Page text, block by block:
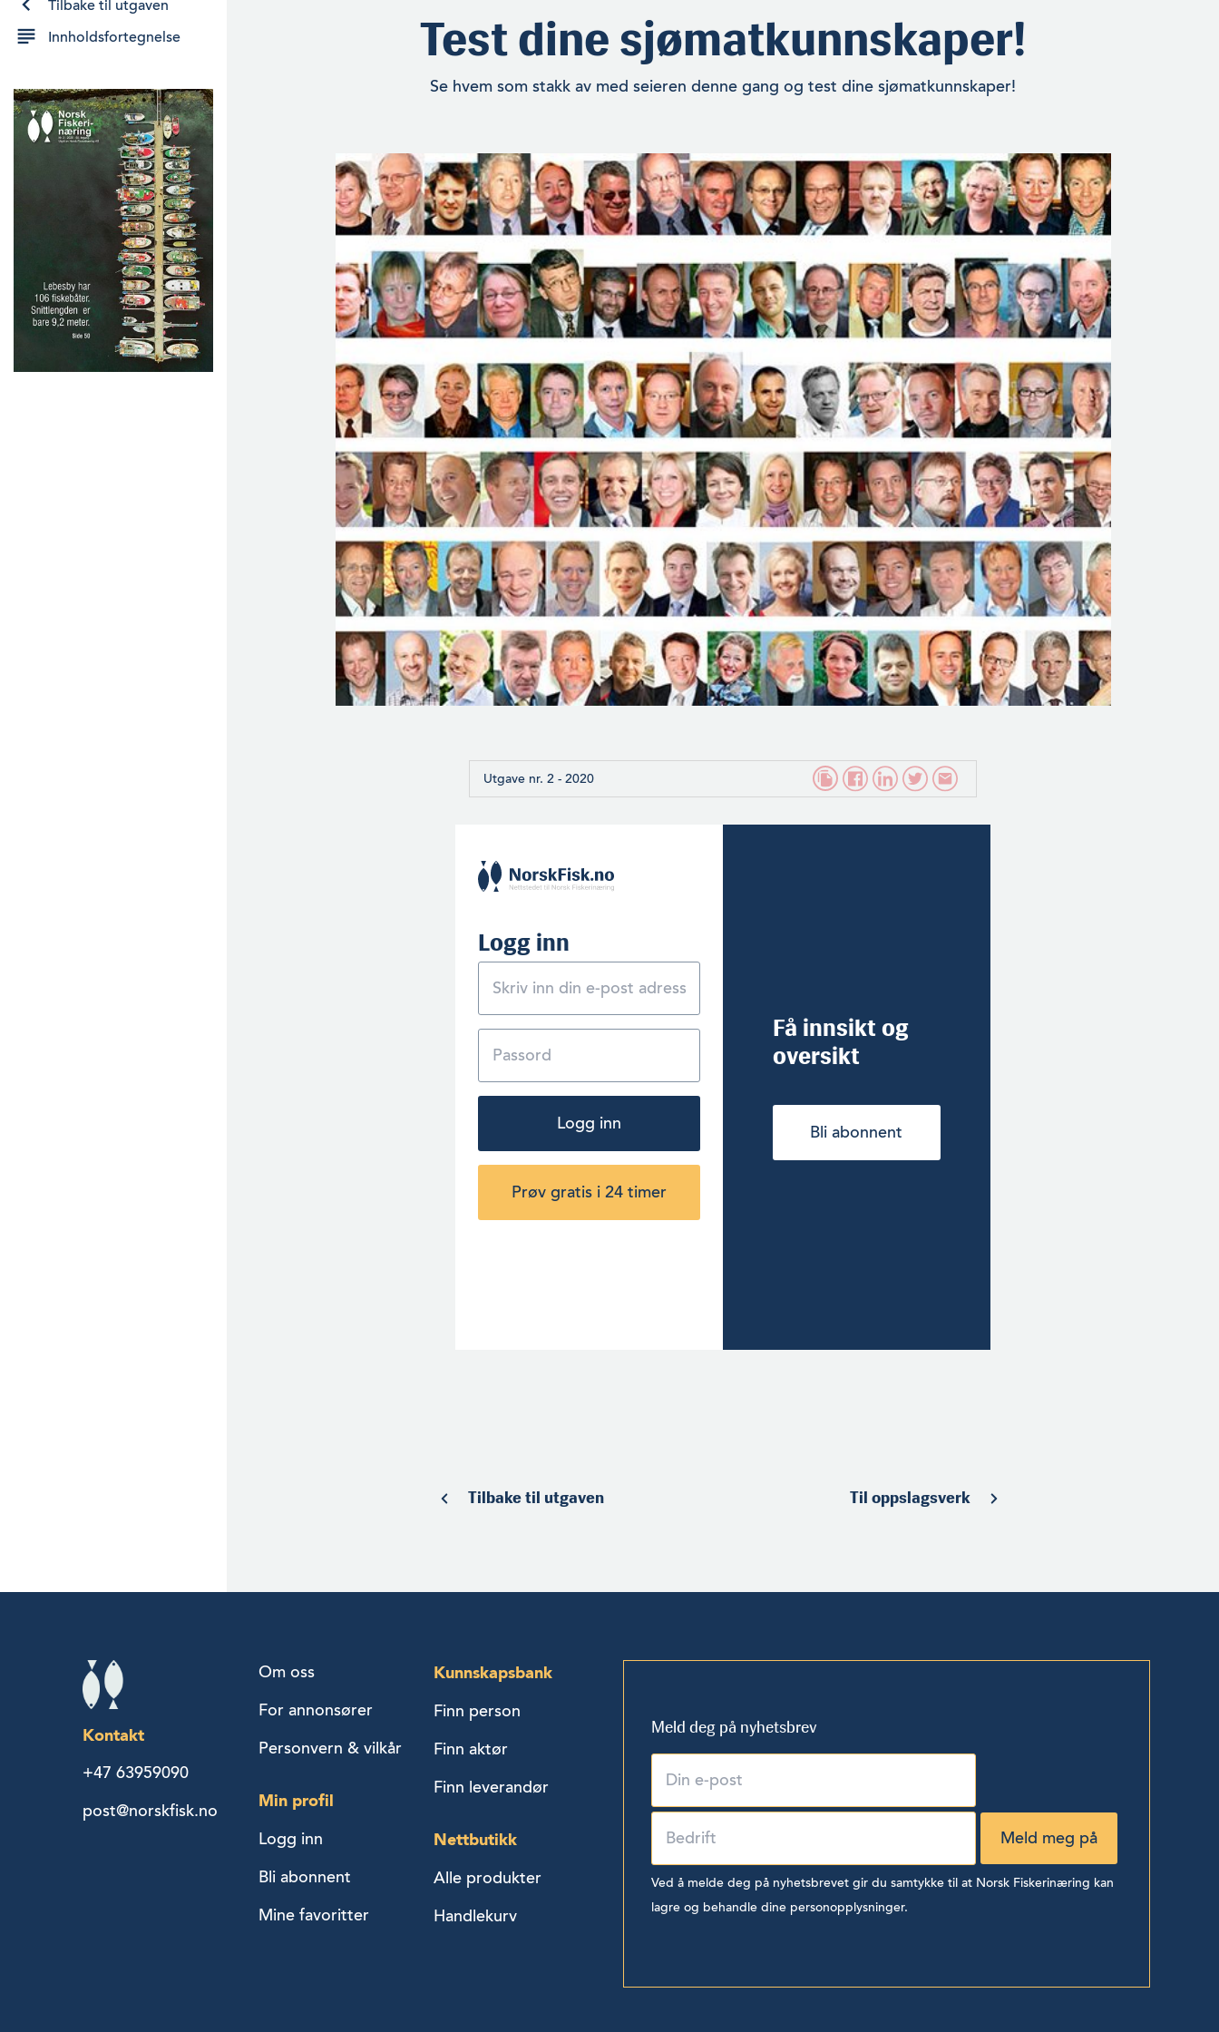
Tilbake til utgaven
Innholdsfortegnelse
Test dine sjømatkunnskaper!
Se hvem som stakk av med seieren denne gang og test dine sjømatkunnskaper!
Utgave nr. 2 - 2020
Logg inn
Logg inn
Prøv gratis i 24 timer
Få innsikt og
oversikt
Bli abonnent
Tilbake til utgaven Til oppslagsverk
Kontakt
+47 63959090
post@norskfisk.no
Om oss
For annonsører
Personvern & vilkår
Min profil
Logg inn
Bli abonnent
Mine favoritter
Kunnskapsbank
Finn person
Finn aktør
Finn leverandør
Nettbutikk
Alle produkter
Handlekurv
Meld deg på nyhetsbrev
Ved å melde deg på nyhetsbrevet gir du samtykke til at Norsk Fiskerinæring kan
lagre og behandle dine personopplysninger.